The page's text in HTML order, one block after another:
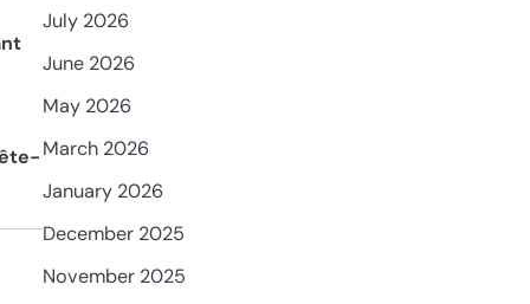
July 2026
June 2026
May 2026
March 2026
January 2026
December 2025
November 2025